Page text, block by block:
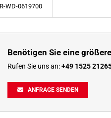
WD-0619700
Benötigen Sie eine
Rufen Sie uns an:+49 1525
ANFRAGE SENDEN